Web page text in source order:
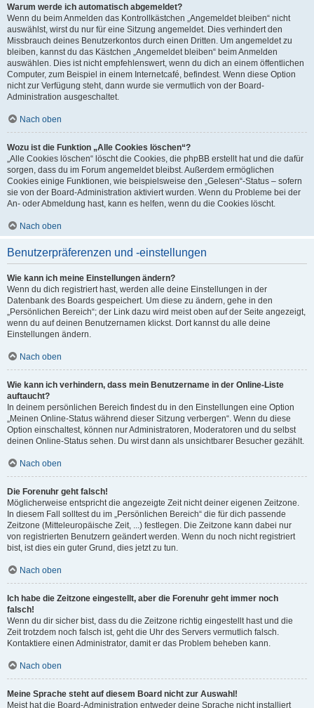
Warum werde ich automatisch abgemeldet?
Wenn du beim Anmelden das Kontrollkästchen „Angemeldet bleiben“ nicht
auswählst, wirst du nur für eine Sitzung angemeldet. Dies verhindert den
Missbrauch deines Benutzerkontos durch einen Dritten. Um angemeldet zu
bleiben, kannst du das Kästchen „Angemeldet bleiben“ beim Anmelden
auswählen. Dies ist nicht empfehlenswert, wenn du dich an einem öffentlichen
Computer, zum Beispiel in einem Internetcafé, befindest. Wenn diese Option
nicht zur Verfügung steht, dann wurde sie vermutlich von der Board-
Administration ausgeschaltet.
Nach oben
Wozu ist die Funktion „Alle Cookies löschen“?
„Alle Cookies löschen“ löscht die Cookies, die phpBB erstellt hat und die dafür
sorgen, dass du im Forum angemeldet bleibst. Außerdem ermöglichen
Cookies einige Funktionen, wie beispielsweise den „Gelesen“-Status – sofern
sie von der Board-Administration aktiviert wurden. Wenn du Probleme bei der
An- oder Abmeldung hast, kann es helfen, wenn du die Cookies löscht.
Nach oben
Benutzerpräferenzen und -einstellungen
Wie kann ich meine Einstellungen ändern?
Wenn du dich registriert hast, werden alle deine Einstellungen in der
Datenbank des Boards gespeichert. Um diese zu ändern, gehe in den
„Persönlichen Bereich“; der Link dazu wird meist oben auf der Seite angezeigt,
wenn du auf deinen Benutzernamen klickst. Dort kannst du alle deine
Einstellungen ändern.
Nach oben
Wie kann ich verhindern, dass mein Benutzername in der Online-Liste
auftaucht?
In deinem persönlichen Bereich findest du in den Einstellungen eine Option
„Meinen Online-Status während dieser Sitzung verbergen“. Wenn du diese
Option einschaltest, können nur Administratoren, Moderatoren und du selbst
deinen Online-Status sehen. Du wirst dann als unsichtbarer Besucher gezählt.
Nach oben
Die Forenuhr geht falsch!
Möglicherweise entspricht die angezeigte Zeit nicht deiner eigenen Zeitzone.
In diesem Fall solltest du im „Persönlichen Bereich“ die für dich passende
Zeitzone (Mitteleuropäische Zeit, ...) festlegen. Die Zeitzone kann dabei nur
von registrierten Benutzern geändert werden. Wenn du noch nicht registriert
bist, ist dies ein guter Grund, dies jetzt zu tun.
Nach oben
Ich habe die Zeitzone eingestellt, aber die Forenuhr geht immer noch
falsch!
Wenn du dir sicher bist, dass du die Zeitzone richtig eingestellt hast und die
Zeit trotzdem noch falsch ist, geht die Uhr des Servers vermutlich falsch.
Kontaktiere einen Administrator, damit er das Problem beheben kann.
Nach oben
Meine Sprache steht auf diesem Board nicht zur Auswahl!
Meist hat die Board-Administration entweder deine Sprache nicht installiert